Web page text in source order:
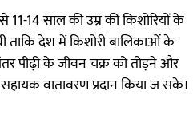
11-14 साल की उम्र की किशोरियों के
ताकि देश में किशोरी बालिकाओं के
पीढ़ी के जीवन चक्र को तोड़ने और
वातावरण प्रदान किया ज सके।